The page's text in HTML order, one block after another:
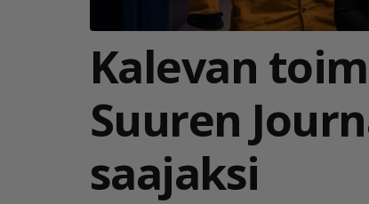
Kalevan
Suuren
saajaksi